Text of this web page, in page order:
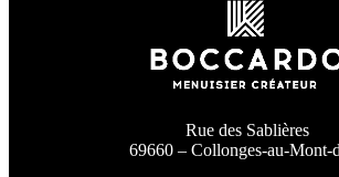
Rue des Sablières
69660 – Collonges-au-Mont-